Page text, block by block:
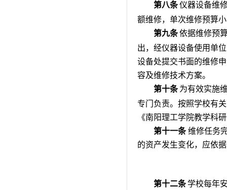
第八条仪器设备维
额维修，单次维修预算
第九条依据维修预
出，经仪器设备使用单
设备处提交书面的维修
容及维修技术方案。
第十条 为有效实施
专门负责。按照学校有
《南阳理工学院教学科
第十一条维修任务
的资产发生变化，应依
第十二条 学校每年